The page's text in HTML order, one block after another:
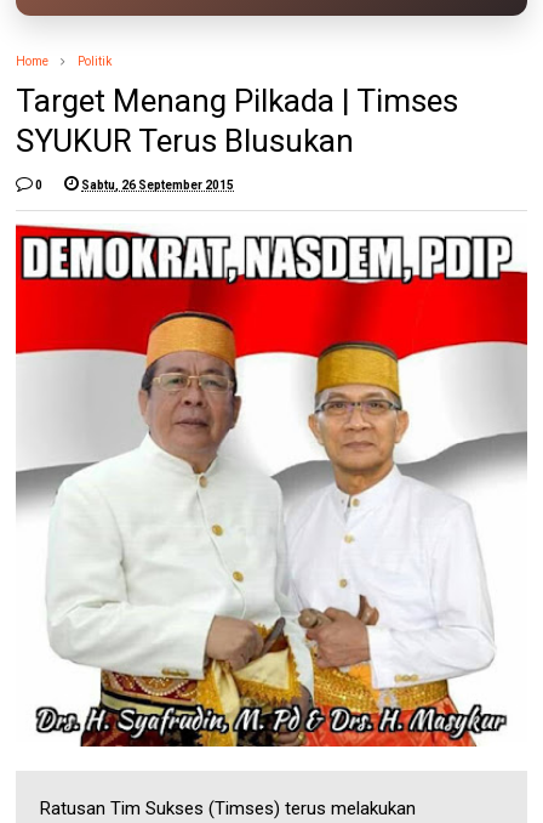
Home Politik
Target Menang Pilkada | Timses
SYUKUR Terus Blusukan
0 Sabtu, 26 September 2015
Ratusan Tim Sukses (Timses) terus melakukan